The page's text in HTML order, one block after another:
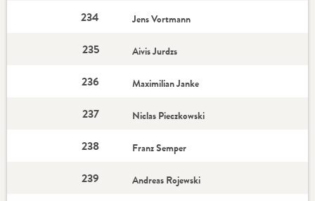
234 Jens Vortmann
235 Aivis Jurdzs
236 Maximilian Janke
237 Niclas Pieczkowski
238 Franz Semper
239 Andreas Rojewski